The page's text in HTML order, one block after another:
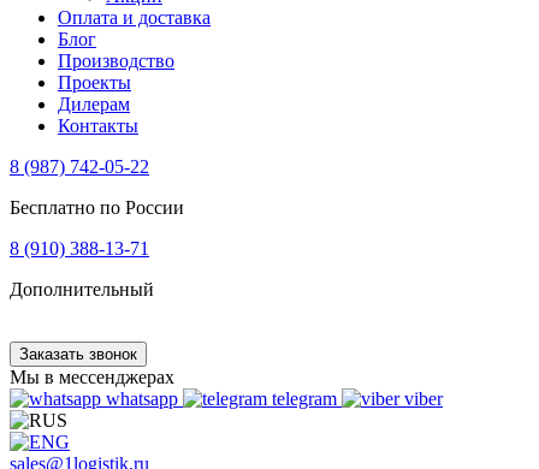
Оплата и доставка
Блог
Производство
Проекты
Дилерам
Контакты
8 (987) 742-05-22
Бесплатно по России
8 (910) 388-13-71
Дополнительный
Заказать звонок
Мы в мессенджерах
whatsapp
telegram viber
sales@1logistik.ru